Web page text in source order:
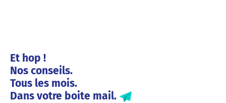
Et hop !
Nos conseils.
Tous les mois.
Dans votre boite mail.